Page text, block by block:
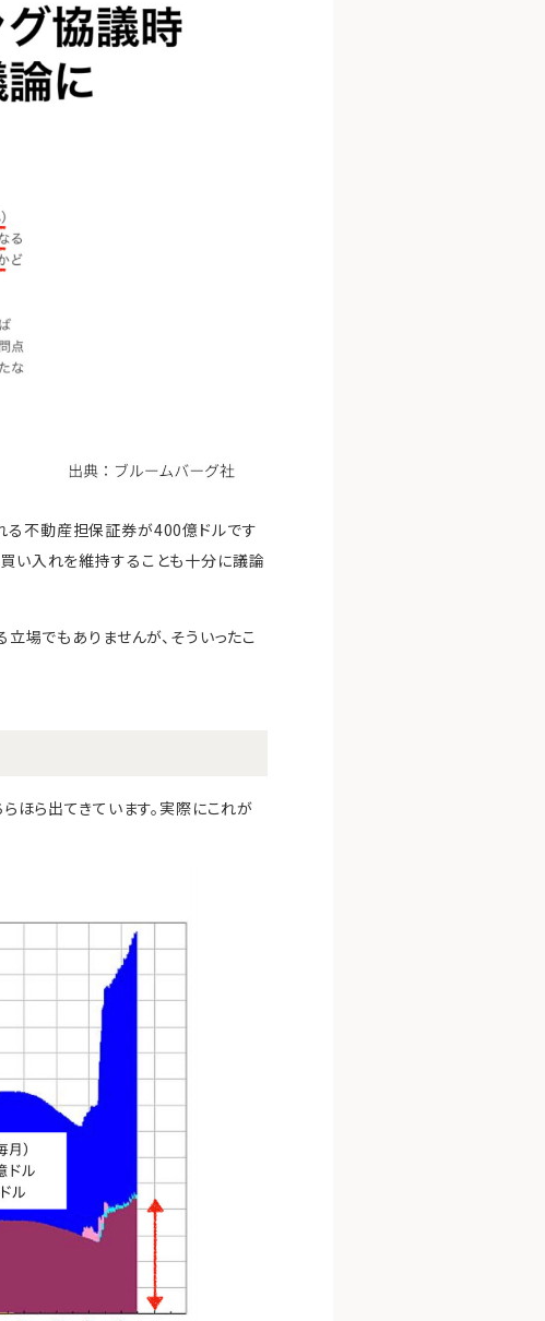
る不動産担保証券が400億ドルです
い入れを維持することも十分に議論
場でもありませんが、そういったこ
ほら出てきています。実際にこれが